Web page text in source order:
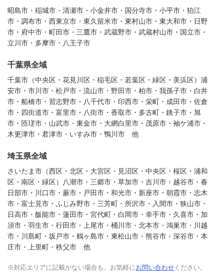
昭島市・稲城市・清瀬市・小金井市・国分寺市・小平市・狛江
市・調布市・西東京市・東久留米市・東村山市・東大和市・日野
市・府中市・町田市・三鷹市・武蔵野市・武蔵村山市・国立市・
立川市・多摩市・八王子市
千葉県全域
千葉市（中央区・花見川区・稲毛区・若葉区・緑区・美浜区）浦
安市・市川市・松戸市・流山市・野田市・柏市・我孫子市・白井
市・船橋市・習志野市・八千代市・印西市・栄町・成田市・佐倉
市・四街道市・富里市・八街市・香取市・多古町・銚子市・旭
市・匝瑳市・山武市・東金市・大網白里市・茂原市・袖ケ浦市・
木更津市・君津市・いすみ市・鴨川市 他
埼玉県全域
さいたま市（西区・北区・大宮区・見沼区・中央区・桜区・浦和
区・南区・緑区）八潮市・三郷市・草加市・吉川市・越谷市・春
日部市・川口市・蕨市・戸田市・和光市・新座市・朝霞市・志木
市・富士見市・ふじみ野市・三芳町・所沢市・入間市・狭山市・
日高市・飯能市・蓮田市・宮代町・白岡市・幸手市・久喜市・加
須市・羽生市・行田市・上尾市・桶川市・北本市・鴻巣市・川越
市・川島町・坂戸市・鶴ヶ島市・東松山市・熊谷市・深谷市・本
庄市・上里町・秩父市 他
※対応エリアに記載がない場合も、お気軽にお問い合わせください。